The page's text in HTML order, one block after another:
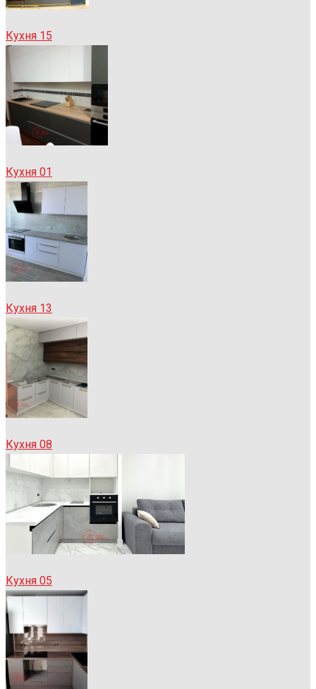
Кухня 15
Кухня 01
Кухня 13
Кухня 08
Кухня 05